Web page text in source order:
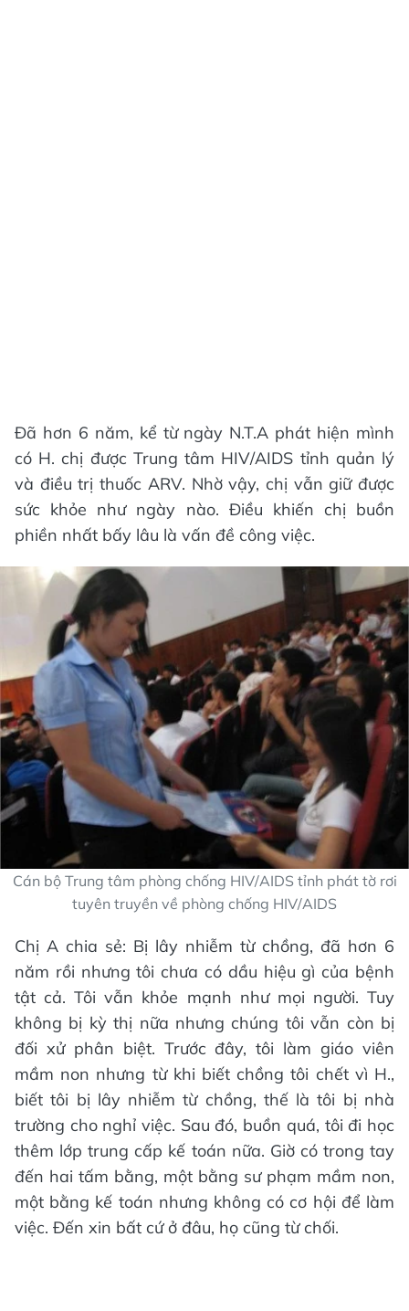
Đã hơn 6 năm, kể từ ngày N.T.A phát hiện mình
có H. chị được Trung tâm HIV/AIDS tỉnh quản lý
và điều trị thuốc ARV. Nhờ vậy, chị vẫn giữ được
sức khỏe như ngày nào. Điều khiến chị buồn
phiền nhất bấy lâu là vấn đề công việc.
Cán bộ Trung tâm phòng chống HIV/AIDS tỉnh phát tờ rơi
tuyên truyền về phòng chống HIV/AIDS
Chị A chia sẻ: Bị lây nhiễm từ chồng, đã hơn 6
năm rồi nhưng tôi chưa có dầu hiệu gì của bệnh
tật cả. Tôi vẫn khỏe mạnh như mọi người. Tuy
không bị kỳ thị nữa nhưng chúng tôi vẫn còn bị
đối xử phân biệt. Trước đây, tôi làm giáo viên
mầm non nhưng từ khi biết chồng tôi chết vì H.,
biết tôi bị lây nhiễm từ chồng, thế là tôi bị nhà
trường cho nghỉ việc. Sau đó, buồn quá, tôi đi học
thêm lớp trung cấp kế toán nữa. Giờ có trong tay
đến hai tấm bằng, một bằng sư phạm mầm non,
một bằng kế toán nhưng không có cơ hội để làm
việc. Đến xin bất cứ ở đâu, họ cũng từ chối.